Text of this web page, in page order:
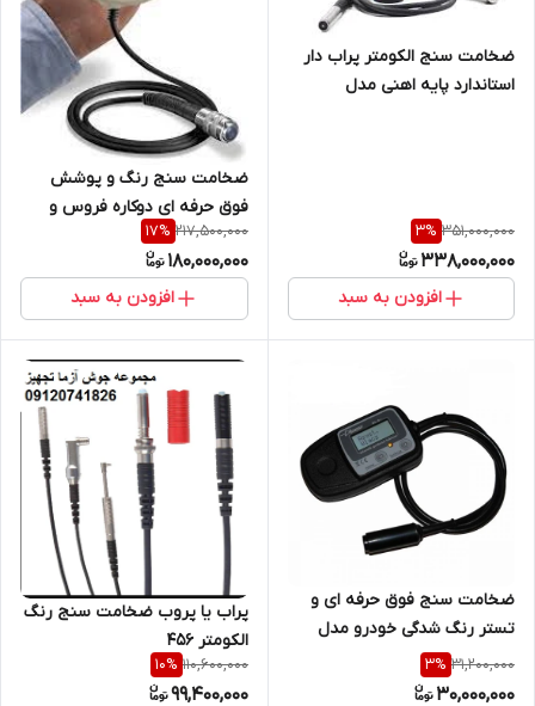
ضخامت سنج الکومتر پراب دار
استاندارد پایه اهنی مدل
351,000,000
3%
338,000,000
افزودن به سبد
ضخامت سنج رنگ و پوشش
فوق حرفه ای دوکاره فروس و
نانفروس پراب دار کابلی ساخت
217,500,000
17%
180,000,000
افزودن به سبد
ضخامت سنج فوق حرفه ای و
تستر رنگ شدگی خودرو مدل
مدل GL6 پراب کابلی ساخت
لهستان
31,200,000
3%
30,000,000
پراب یا پروب ضخامت سنج رنگ
الکومتر 456
110,600,000
10%
99,400,000